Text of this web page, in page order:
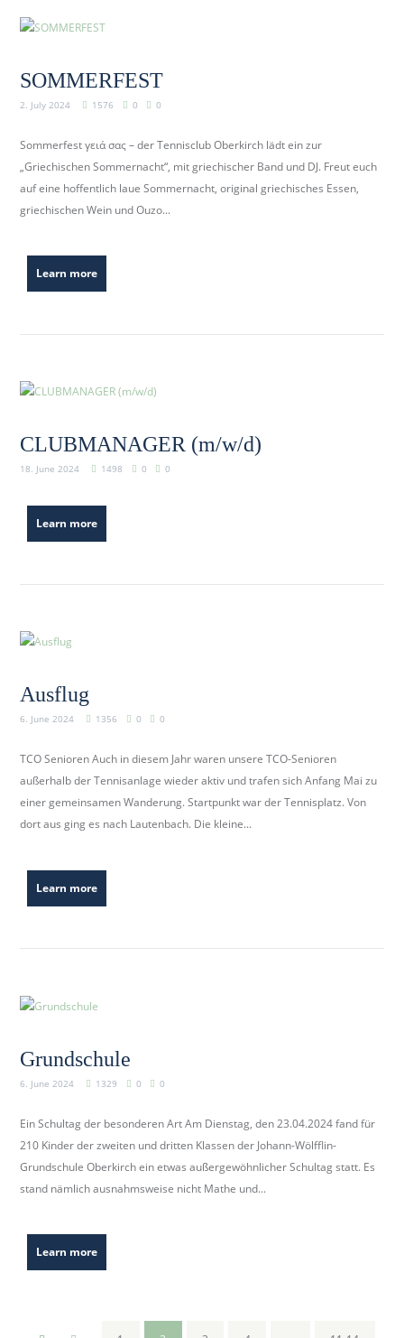
SOMMERFEST
2. July 2024 1576 0 0
Sommerfest γειά σας – der Tennisclub Oberkirch lädt ein zur
„Griechischen Sommernacht“, mit griechischer Band und DJ. Freut euch
auf eine hoffentlich laue Sommernacht, original griechisches Essen,
griechischen Wein und Ouzo...
Learn more
CLUBMANAGER (m/w/d)
18. June 2024 1498 0 0
Learn more
Ausflug
6. June 2024 1356 0 0
TCO Senioren Auch in diesem Jahr waren unsere TCO-Senioren
außerhalb der Tennisanlage wieder aktiv und trafen sich Anfang Mai zu
einer gemeinsamen Wanderung. Startpunkt war der Tennisplatz. Von
dort aus ging es nach Lautenbach. Die kleine...
Learn more
Grundschule
6. June 2024 1329 0 0
Ein Schultag der besonderen Art Am Dienstag, den 23.04.2024 fand für
210 Kinder der zweiten und dritten Klassen der Johann-Wölfflin-
Grundschule Oberkirch ein etwas außergewöhnlicher Schultag statt. Es
stand nämlich ausnahmsweise nicht Mathe und...
Learn more